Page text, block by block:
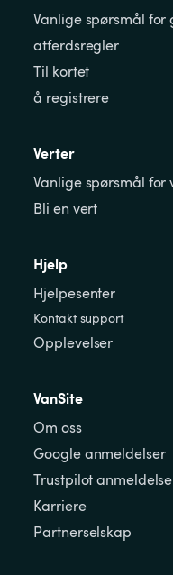
Vanlige spørsmål for
atferdsregler
Til kortet
å registrere
Verter
Vanlige spørsmål for
Bli en vert
Hjelp
Hjelpesenter
Kontakt support
Opplevelser
VanSite
Om oss
Google anmeldelser
Trustpilot
Karriere
Partnerselskap